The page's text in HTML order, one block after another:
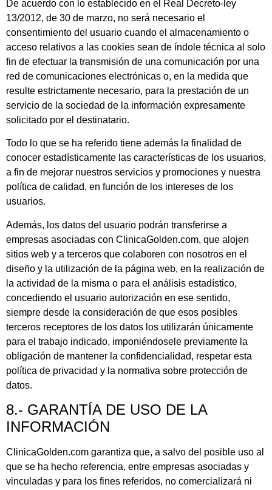
De acuerdo con lo establecido en el Real Decreto-ley
13/2012, de 30 de marzo, no será necesario el
consentimiento del usuario cuando el almacenamiento o
acceso relativos a las cookies sean de índole técnica al solo
fin de efectuar la transmisión de una comunicación por una
red de comunicaciones electrónicas o, en la medida que
resulte estrictamente necesario, para la prestación de un
servicio de la sociedad de la información expresamente
solicitado por el destinatario.
Todo lo que se ha referido tiene además la finalidad de
conocer estadísticamente las características de los usuarios,
a fin de mejorar nuestros servicios y promociones y nuestra
política de calidad, en función de los intereses de los
usuarios.
Además, los datos del usuario podrán transferirse a
empresas asociadas con ClinicaGolden.com, que alojen
sitios web y a terceros que colaboren con nosotros en el
diseño y la utilización de la página web, en la realización de
la actividad de la misma o para el análisis estadístico,
concediendo el usuario autorización en ese sentido,
siempre desde la consideración de que esos posibles
terceros receptores de los datos los utilizarán únicamente
para el trabajo indicado, imponiéndosele previamente la
obligación de mantener la confidencialidad, respetar esta
política de privacidad y la normativa sobre protección de
datos.
8.- GARANTÍA DE USO DE LA
INFORMACIÓN
ClinicaGolden.com garantiza que, a salvo del posible uso al
que se ha hecho referencia, entre empresas asociadas y
vinculadas y para los fines referidos, no comercializará ni